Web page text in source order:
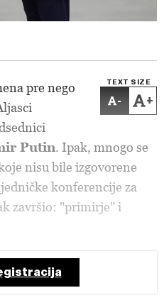
TEXT SIZE
- +
pre nego
Putin. Ipak, mnogo se
nisu bile izgovorene
konferencije za
završio: "primirje" i